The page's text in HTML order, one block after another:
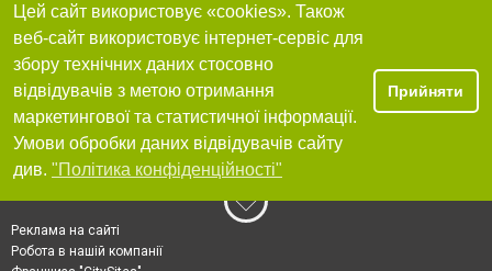
Цей сайт використовує «cookies». Також
веб-сайт використовує інтернет-сервіс для
збору технічних даних стосовно
відвідувачів з метою отримання
маркетингової та статистичної інформації.
Умови обробки даних відвідувачів сайту
див. "Політика конфіденційності"
Прийняти
Реклама на сайті
Робота в нашій компанії